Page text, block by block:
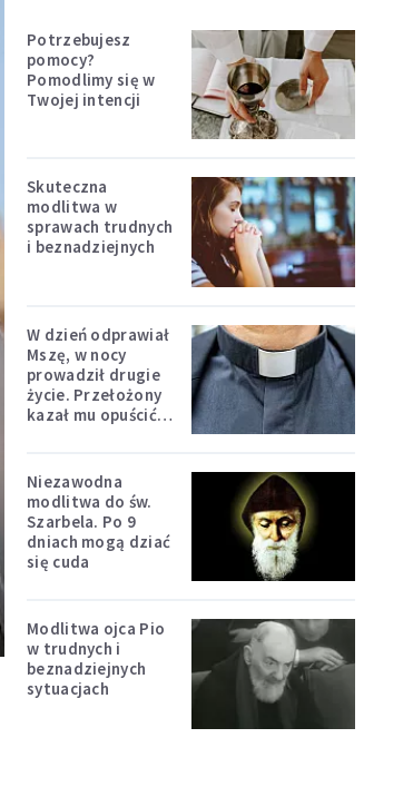
Potrzebujesz
pomocy?
Pomodlimy się w
Twojej intencji
Skuteczna
modlitwa w
sprawach trudnych
i beznadziejnych
W dzień odprawiał
Mszę, w nocy
prowadził drugie
życie. Przełożony
kazał mu opuścić
Niezawodna
modlitwa do św.
Szarbela. Po 9
dniach mogą dziać
się cuda
Modlitwa ojca Pio
w trudnych i
beznadziejnych
sytuacjach